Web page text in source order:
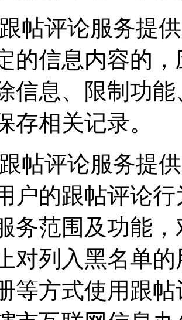
帖评论服务提
的信息内容的
信息、限制功
存相关记录。
帖评论服务提
户的跟帖评论
务范围及功能
对列入黑名单
等方式使用跟